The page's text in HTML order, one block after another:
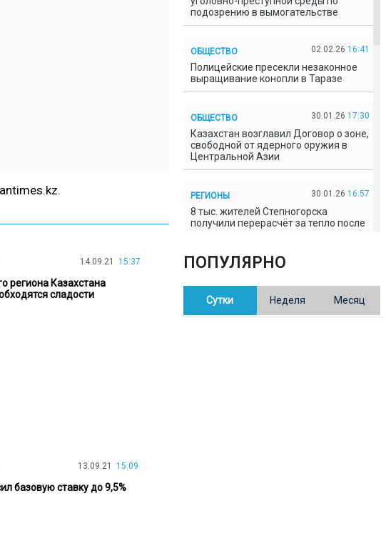
14.09.21 15:37
региона Казахстана
сладости
13.09.21 15:09
базовую ставку до 9,5%
подозрению в вымогательстве
ОБЩЕСТВО 02.02.26 16:41
Полицейские пресекли незаконное
выращивание конопли в Таразе
ОБЩЕСТВО 30.01.26 17:30
Казахстан возглавил Договор о зоне,
свободной от ядерного оружия в
Центральной Азии
РЕГИОНЫ 30.01.26 16:57
8 тыс. жителей Степногорска
получили перерасчёт за тепло после
В Казахстане готовят новую
редакцию Конституции: меняется
ПОПУЛЯРНО
Сутки Неделя Месяц